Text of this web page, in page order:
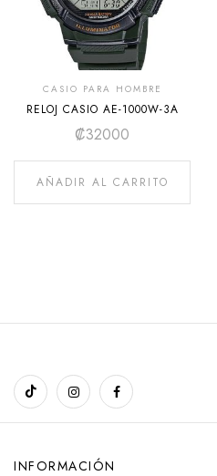
CASIO PARA HOMBRE
RELOJ CASIO AE-1000W-3A
₡32000
AÑADIR AL CARRITO
INFORMACIÓN